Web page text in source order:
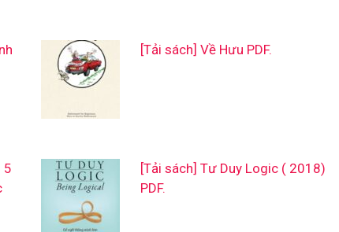
[Tải sách] Về Hưu PDF.
5
[Tải sách] Tư Duy Logic ( 2018)
PDF.